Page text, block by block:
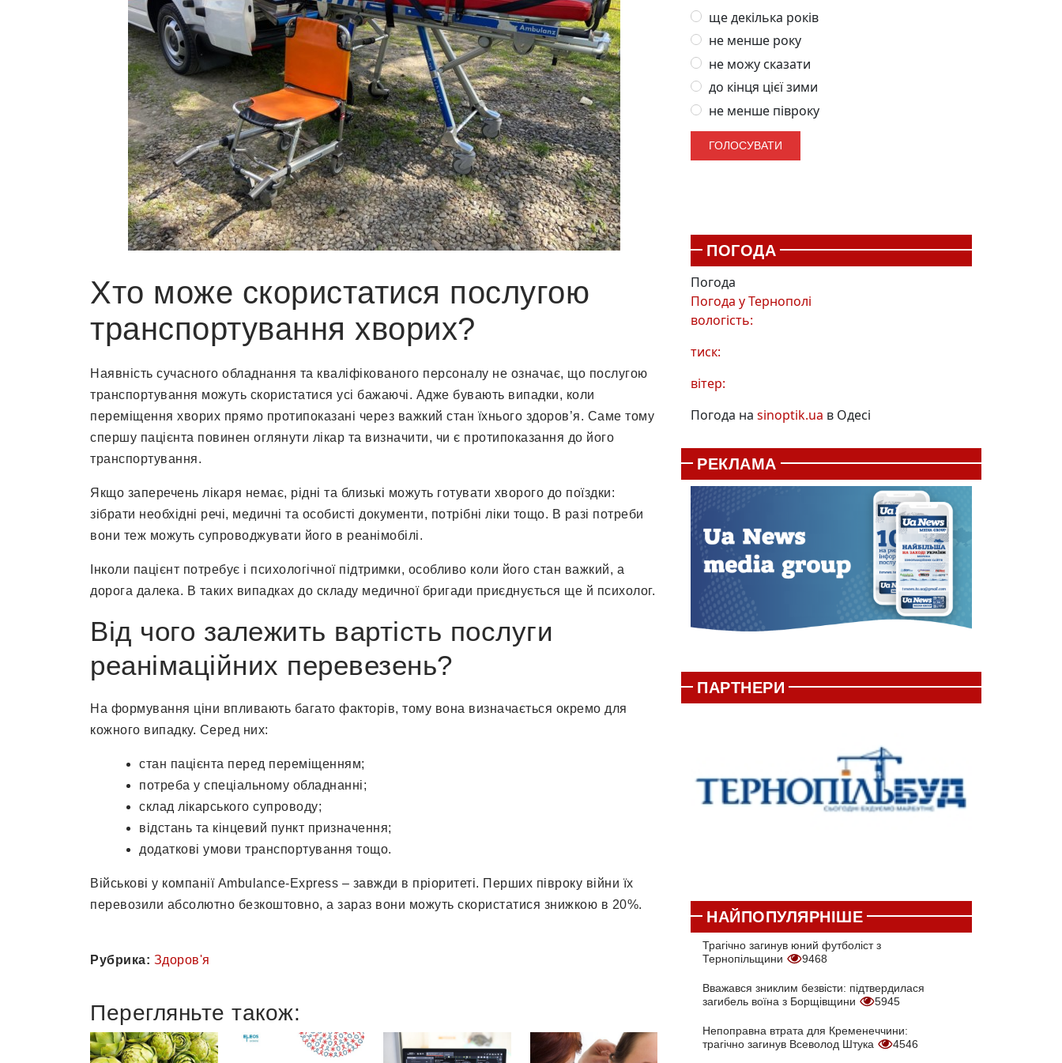
Хто може скористатися послугою
транспортування хворих?
Наявність сучасного обладнання та кваліфікованого персоналу не означає, що послугою
транспортування можуть скористатися усі бажаючі. Адже бувають випадки, коли
переміщення хворих прямо протипоказані через важкий стан їхнього здоров’я. Саме тому
спершу пацієнта повинен оглянути лікар та визначити, чи є протипоказання до його
транспортування.
Якщо заперечень лікаря немає, рідні та близькі можуть готувати хворого до поїздки:
зібрати необхідні речі, медичні та особисті документи, потрібні ліки тощо. В разі потреби
вони теж можуть супроводжувати його в реанімобілі.
Інколи пацієнт потребує і психологічної підтримки, особливо коли його стан важкий, а
дорога далека. В таких випадках до складу медичної бригади приєднується ще й психолог.
Від чого залежить вартість послуги
реанімаційних перевезень?
На формування ціни впливають багато факторів, тому вона визначається окремо для
кожного випадку. Серед них:
стан пацієнта перед переміщенням;
потреба у спеціальному обладнанні;
склад лікарського супроводу;
відстань та кінцевий пункт призначення;
додаткові умови транспортування тощо.
Військові у компанії Ambulance-Express – завжди в пріоритеті. Перших півроку війни їх
перевозили абсолютно безкоштовно, а зараз вони можуть скористатися знижкою в 20%.
Рубрика: Здоров'я
Перегляньте також:
ще декілька років
не менше року
не можу сказати
до кінця цієї зими
не менше півроку
ПОГОДА
Погода
Погода уТернополі
вологість:
тиск:
вітер:
Погода на sinoptik.ua в Одесі
РЕКЛАМА
ПАРТНЕРИ
НАЙПОПУЛЯРНІШЕ
Трагічно загинув юний футболіст з
Тернопільщини
9468
Вважався зниклим безвісти: підтвердилася
загибель воїна з Борщівщини
5945
Непоправна втрата для Кременеччини:
трагічно загинув Всеволод Штука
4546